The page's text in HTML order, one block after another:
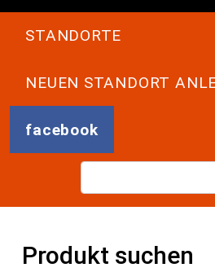
STANDORTE
NEUEN STANDORT
facebook
Produkt suchen